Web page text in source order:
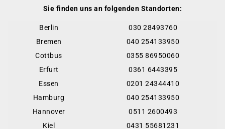
Sie finden uns an folgenden Standorten:
Berlin
030 28493760
Bremen
040 254133950
Cottbus
0355 86950060
Erfurt
0361 6443395
Essen
0201 24344410
Hamburg
040 254133950
Hannover
0511 2600493
Kiel
0431 55681231